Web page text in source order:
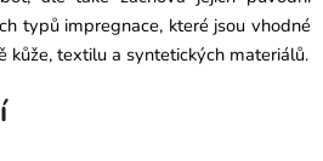
typů impregnace, které jsou vhodné
kůže, textilu a syntetických materiálů.